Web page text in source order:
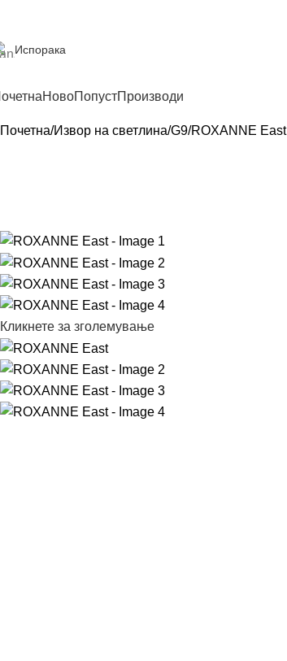
Испорака
НовоПопустПроизводи
Почетна Извор на светлина G9 ROXANNE East
Кликнете за зголемување